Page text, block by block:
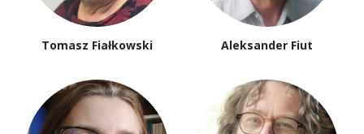
Tomasz Fiałkowski Aleksander Fiut